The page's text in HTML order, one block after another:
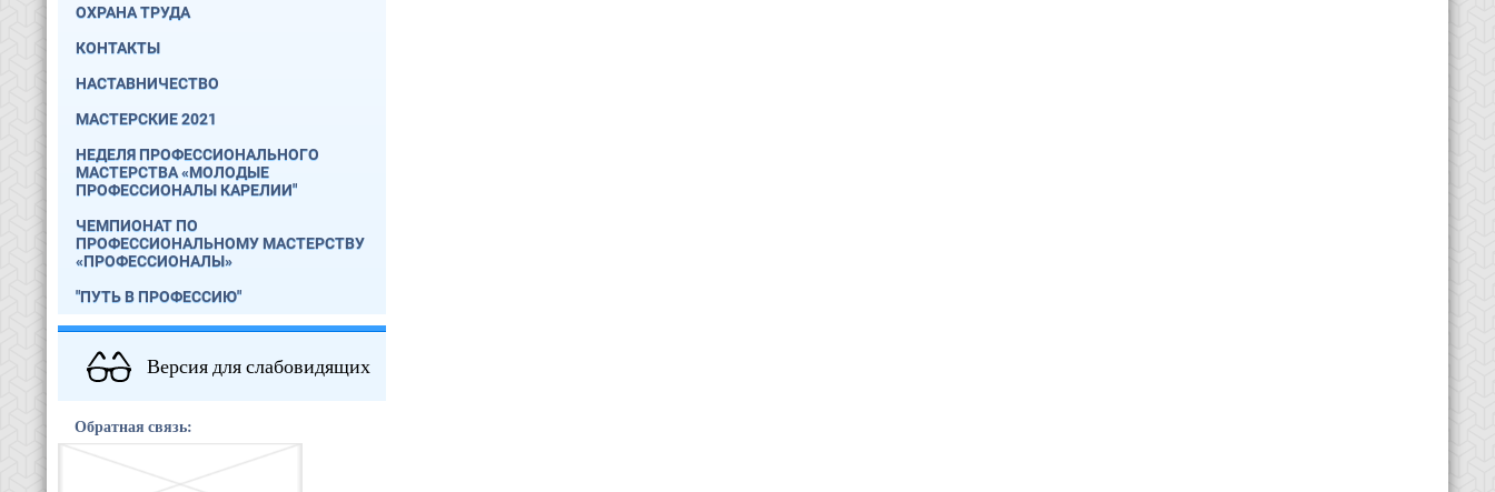
ОХРАНА ТРУДА
КОНТАКТЫ
НАСТАВНИЧЕСТВО
МАСТЕРСКИЕ 2021
НЕДЕЛЯ ПРОФЕССИОНАЛЬНОГО
МАСТЕРСТВА «МОЛОДЫЕ
ПРОФЕССИОНАЛЫ КАРЕЛИИ"
ЧЕМПИОНАТ ПО
ПРОФЕССИОНАЛЬНОМУ МАСТЕРСТВУ
«ПРОФЕССИОНАЛЫ»
"ПУТЬ В ПРОФЕССИЮ"
Версия для слабовидящих
Обратная связь: